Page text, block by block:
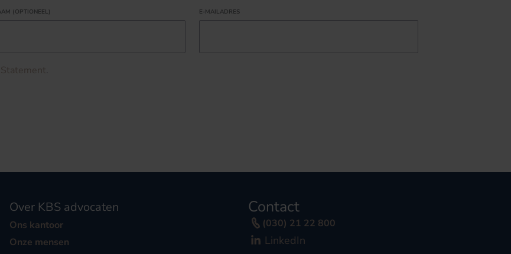
(OPTIONEEL) E-MAILADRES
.
Over KBS advocaten
Ons kantoor
Onze mensen
Contact
(030) 21 22 800
LinkedIn